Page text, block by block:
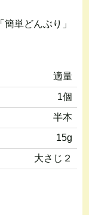
単どんぶり」
適量
1個
半本
15g
大さじ２